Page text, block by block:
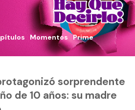
Momentos Prime
sorprendente
de 10 años: su madre